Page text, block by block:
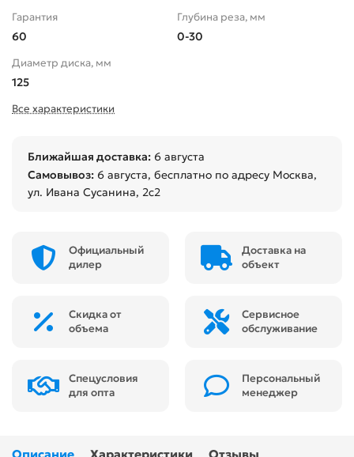
Гарантия
60
Глубина реза, мм
0-30
Диаметр диска, мм
125
Все характеристики
Ближайшая доставка: 6 августа
Самовывоз: 6 августа, бесплатно по адресу Москва,
ул. Ивана Сусанина, 2с2
Официальный
дилер
Доставка на
объект
Скидка от
объема
Сервисное
обслуживание
Спецусловия
для опта
Персональный
менеджер